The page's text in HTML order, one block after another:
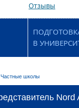
Отзывы
В
Частные школы
Nord